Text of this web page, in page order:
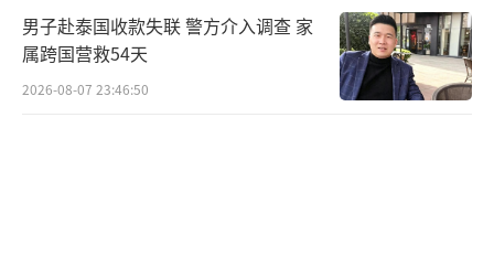
男子赴泰国收款失联 警方介入调查 家
属跨国营救54天
2026-08-07 23:46:50